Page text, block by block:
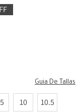
Guia De Tallas
10 10.5